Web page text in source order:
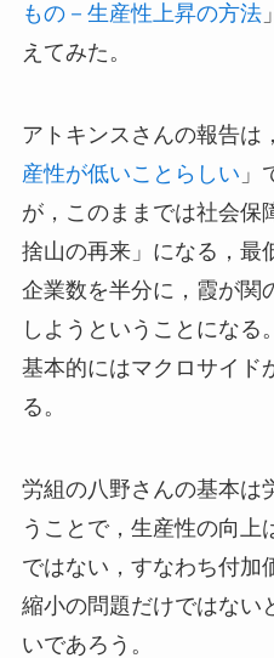
もの－生産性上昇の方法
えてみた。
アトキンスさんの報告は
産性が低いことらしい 」
が，このままでは社会保
捨山の再来」になる，最
企業数を半分に，霞が関
しようということになる
基本的にはマクロサイド
る。
労組の八野さんの基本は
うことで，生産性の向上
ではない，すなわち付加
縮小の問題だけではない
いであろう。